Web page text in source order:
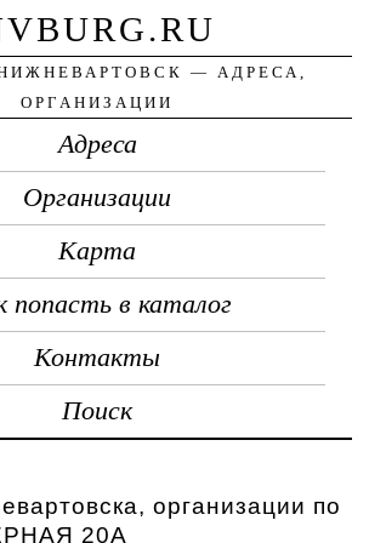
— АДРЕСА,
ОРГАНИЗАЦИИ
Адреса
Организации
Карта
попасть в каталог
Контакты
Поиск
организации по
20А